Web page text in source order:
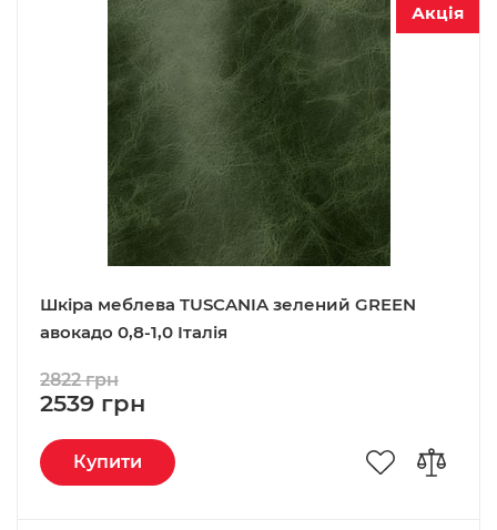
Акція
Шкіра меблева TUSCANIA зелений GREEN
авокадо 0,8-1,0 Італія
2539 грн
2822 грн
Купити